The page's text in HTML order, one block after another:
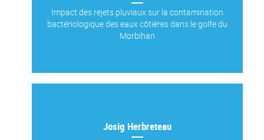
Impact des rejets pluviaux sur la contamination
bactériologique des eaux côtières dans le golfe du
Morbihan
Josig Herbreteau